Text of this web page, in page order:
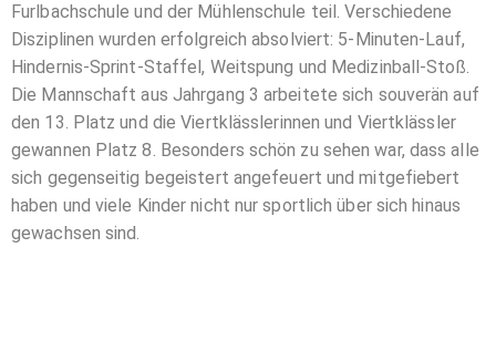
Furlbachschule und der Mühlenschule teil. Verschiedene
Disziplinen wurden erfolgreich absolviert: 5-Minuten-Lauf,
Hindernis-Sprint-Staffel, Weitspung und Medizinball-Stoß.
Die Mannschaft aus Jahrgang 3 arbeitete sich souverän auf
den 13. Platz und die Viertklässlerinnen und Viertklässler
gewannen Platz 8. Besonders schön zu sehen war, dass alle
sich gegenseitig begeistert angefeuert und mitgefiebert
haben und viele Kinder nicht nur sportlich über sich hinaus
gewachsen sind.